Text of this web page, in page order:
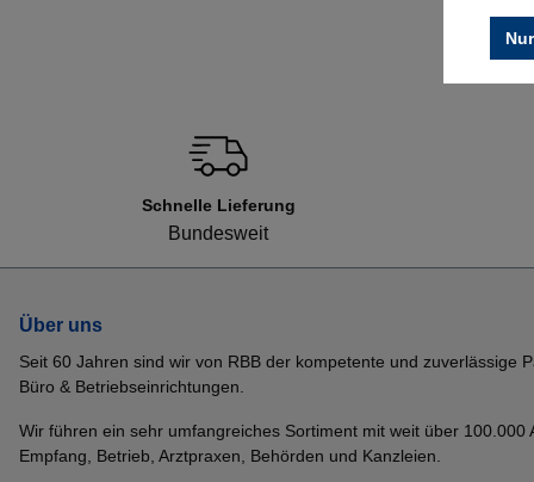
Schnelle Lieferung
Bundesweit
Über uns
Seit 60 Jahren sind wir von RBB der kompetente und zuverlässige
Büro & Betriebseinrichtungen.
Wir führen ein sehr umfangreiches Sortiment mit weit über 100.000
Empfang, Betrieb, Arztpraxen, Behörden und Kanzleien.